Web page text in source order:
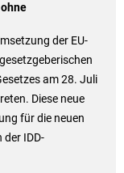
der EU-
am 28. Juli
Diese neue
für die neuen
IDD-